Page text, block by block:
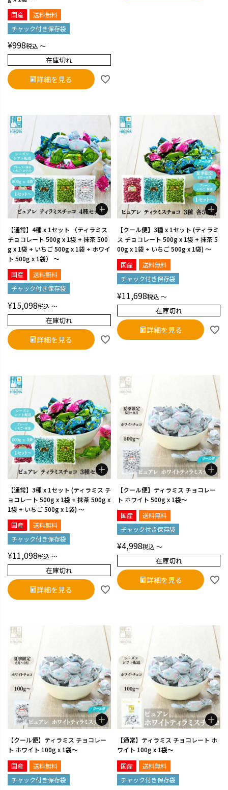
国産
送料無料
チャック付き保存袋
¥998税込 〜
在庫切れ
詳細を見る
【通常】4種 x 1セット （ティラミス
チョコレート 500g x 1袋 + 抹茶 500
g x 1袋 + いちご 500g x 1袋 + ホワイ
ト 500g x 1袋） ～
国産
送料無料
チャック付き保存袋
¥15,098税込 〜
在庫切れ
詳細を見る
【クール便】3種 x 1セット (ティラミ
ス チョコレート 500g x 1袋 + 抹茶 5
00g x 1袋 + いちご 500g x 1袋) ～
国産
送料無料
チャック付き保存袋
¥11,698税込 〜
在庫切れ
詳細を見る
【通常】3種 x 1セット (ティラミス チ
ョコレート 500g x 1袋 + 抹茶 500g x
1袋 + いちご 500g x 1袋) ～
国産
送料無料
チャック付き保存袋
¥11,098税込 〜
在庫切れ
詳細を見る
【クール便】ティラミス チョコレー
ト ホワイト 500g x 1袋～
国産
送料無料
チャック付き保存袋
¥4,998税込 〜
在庫切れ
詳細を見る
【クール便】ティラミス チョコレー
ト ホワイト 100g x 1袋～
国産
送料無料
チャック付き保存袋
【通常】ティラミス チョコレート ホ
ワイト 100g x 1袋～
国産
送料無料
チャック付き保存袋